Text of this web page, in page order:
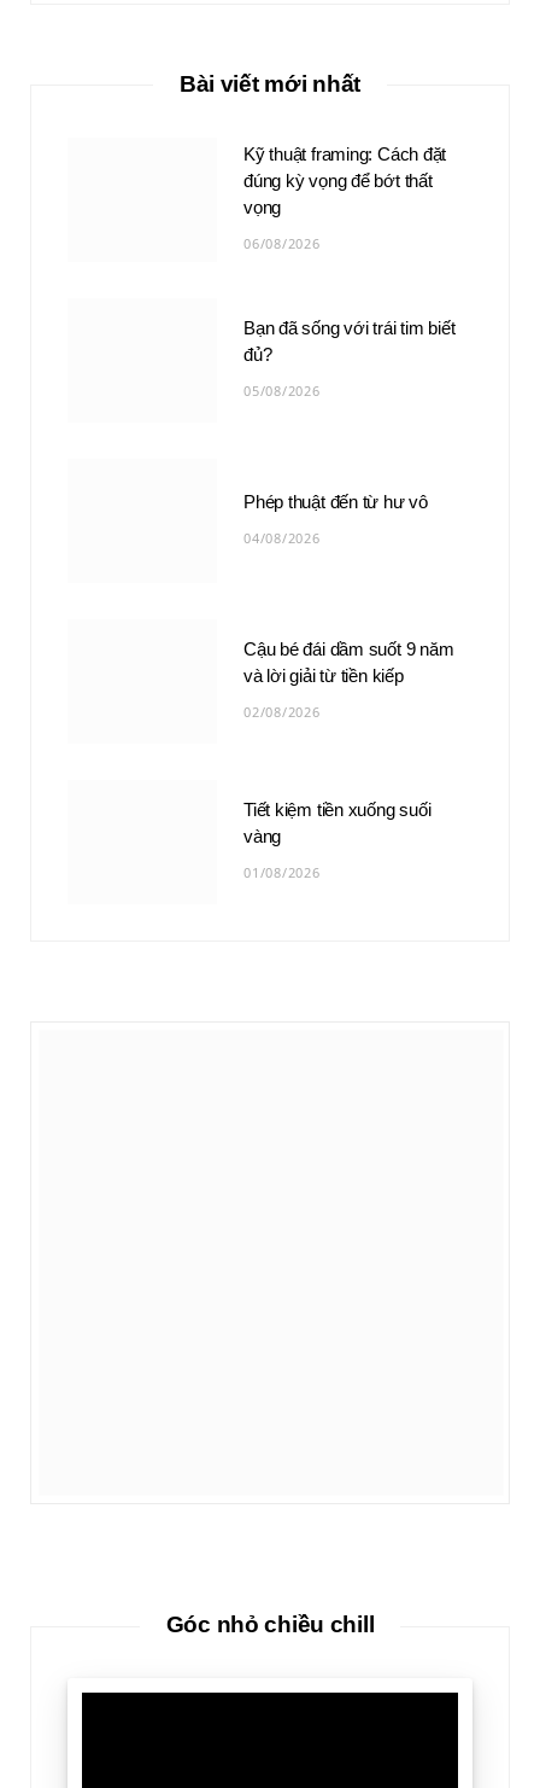
Bài viết mới nhất
Kỹ thuật framing: Cách đặt
đúng kỳ vọng để bớt thất
vọng
06/08/2026
Bạn đã sống với trái tim biết
đủ?
05/08/2026
Phép thuật đến từ hư vô
04/08/2026
Cậu bé đái dầm suốt 9 năm
và lời giải từ tiền kiếp
02/08/2026
Tiết kiệm tiền xuống suối
vàng
01/08/2026
Góc nhỏ chiều chill